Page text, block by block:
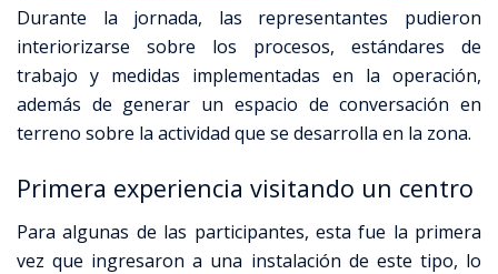
Durante la jornada, las representantes pudieron
interiorizarse sobre los procesos, estándares de
trabajo y medidas implementadas en la operación,
además de generar un espacio de conversación en
terreno sobre la actividad que se desarrolla en la zona.
Primera experiencia visitando un centro
Para algunas de las participantes, esta fue la primera
vez que ingresaron a una instalación de este tipo, lo